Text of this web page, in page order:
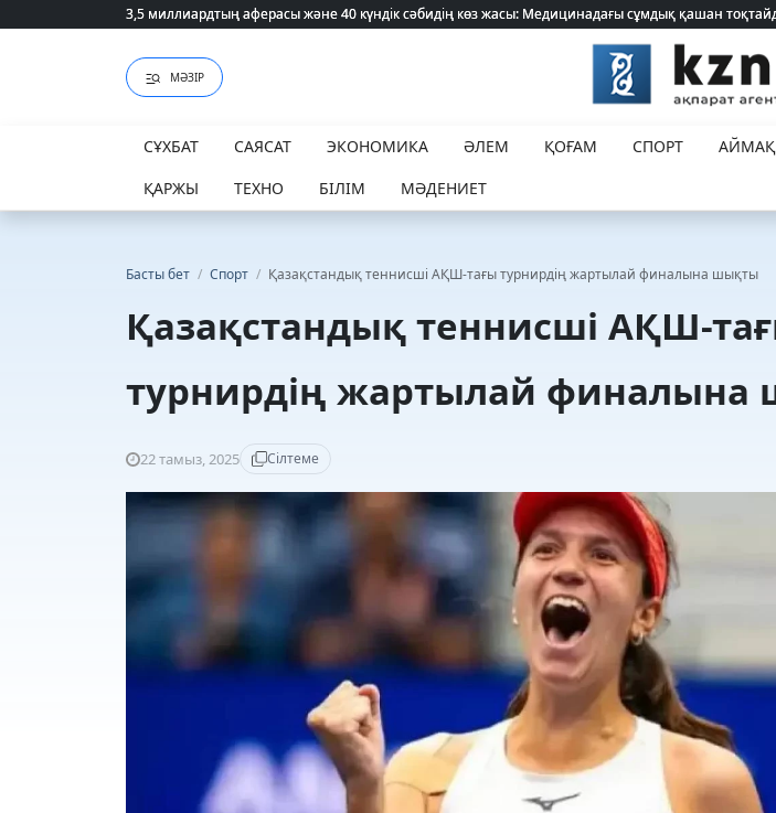
3,5 миллиардтың аферасы және 40 күндік сәбидің көз жасы: Медицинадағы сұмдық қашан
3,5 миллиардтың аферасы және 40 күндік сәбидің көз жасы: Медицинадағы сұмдық қашан
МӘЗІР
СҰХБАТ САЯСАТ ЭКОНОМИКА ӘЛЕМ ҚОҒАМ СПОРТ
АЙМАҚ
ҚАРЖЫ
ТЕХНО БІЛІМ МӘДЕНИЕТ
Басты бет / Спорт / Қазақстандық теннисші АҚШ-тағы турнирдің жартылай финалына шықты
Қазақстандық теннисші АҚШ-
турнирдің жартылай финалына
22 тамыз, 2025 Сілтеме